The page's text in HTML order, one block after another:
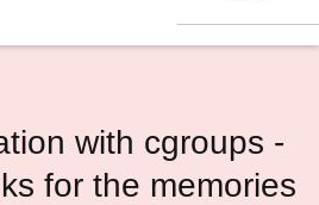
with cgroups -
for the memories